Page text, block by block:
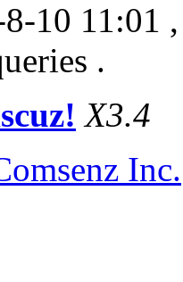
10 11:01
.
X3.4
Inc.